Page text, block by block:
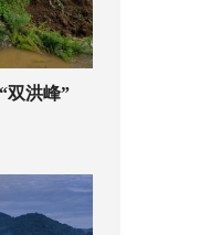
双洪峰”